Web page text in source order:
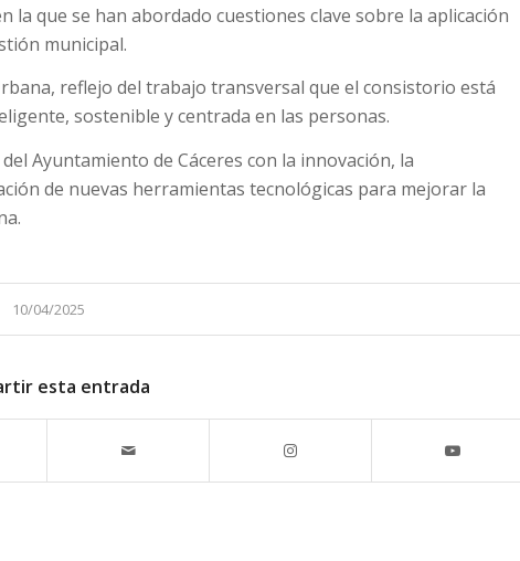
que se han abordado cuestiones clave sobre la aplicación
municipal.
reflejo del trabajo transversal que el consistorio está
sostenible y centrada en las personas.
Ayuntamiento de Cáceres con la innovación, la
de nuevas herramientas tecnológicas para mejorar la
10/04/2025
esta entrada